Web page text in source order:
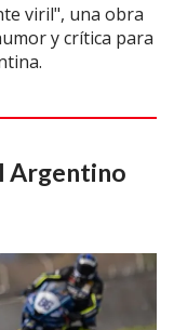
viril", una obra
y crítica para
Argentino